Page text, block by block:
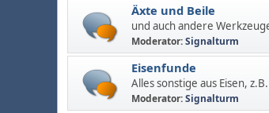
Äxte und Beile
und auch andere
Moderator:Signalturm
Eisenfunde
Alles sonstige aus Eisen,
Moderator:Signalturm